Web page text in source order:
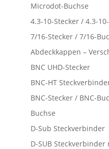
Microdot-Buchse
4.3-10-Stecker / 4.3-
7/16-Stecker / 7/16-
Abdeckkappen –
BNC UHD-Stecker
BNC-HT
BNC-Stecker / BNC-
Buchse
D-Sub Steckverbinder
D-SUB